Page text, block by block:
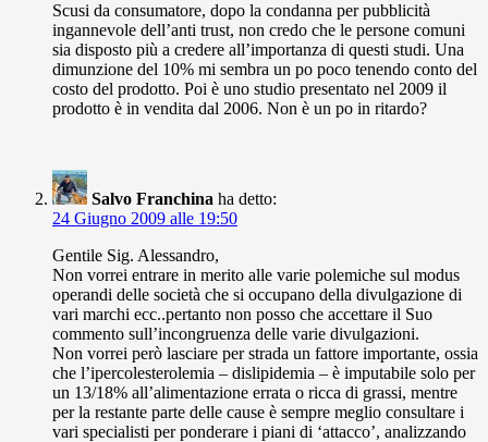
Scusi da consumatore, dopo la condanna per pubblicità
ingannevole dell’anti trust, non credo che le persone comuni
sia disposto più a credere all’importanza di questi studi. Una
dimunzione del 10% mi sembra un po poco tenendo conto del
costo del prodotto. Poi è uno studio presentato nel 2009 il
prodotto è in vendita dal 2006. Non è un po in ritardo?
Salvo Franchina ha detto:
24 Giugno 2009 alle 19:50
Gentile Sig. Alessandro,
Non vorrei entrare in merito alle varie polemiche sul modus
operandi delle società che si occupano della divulgazione di
vari marchi ecc..pertanto non posso che accettare il Suo
commento sull’incongruenza delle varie divulgazioni.
Non vorrei però lasciare per strada un fattore importante, ossia
che l’ipercolesterolemia – dislipidemia – è imputabile solo per
un 13/18% all’alimentazione errata o ricca di grassi, mentre
per la restante parte delle cause è sempre meglio consultare i
vari specialisti per ponderare i piani di ‘attacco’, analizzando